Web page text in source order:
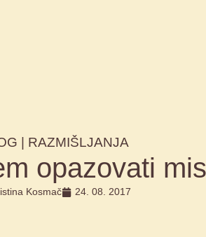
| RAZMIŠLJANJA
opazovati
Kosmač 24. 08. 2017